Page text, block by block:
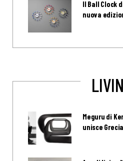
Il Ball Clock
nuova
Meguru di
unisce